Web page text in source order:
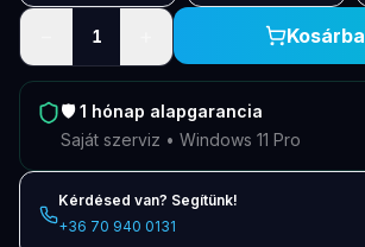
1 Kosárba
🛡️1 hónap alapgarancia
Saját szerviz • Windows 11 Pro
Kérdésed van? Segítünk!
+36 70 940 0131